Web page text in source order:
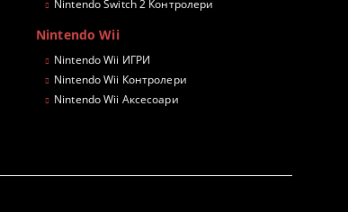
Nintendo Switch 2 Контролери
Nintendo Wii
Nintendo Wii ИГРИ
Nintendo Wii Контролери
Nintendo Wii Аксесоари